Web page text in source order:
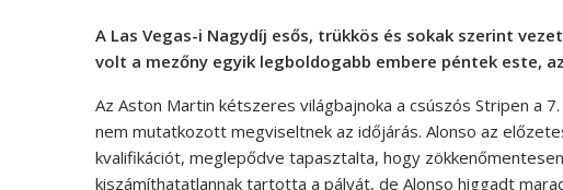
A Las Vegas-i Nagydíj esős, trükkös és sokak szerint
volt a mezőny egyik legboldogabb embere péntek este,
Az Aston Martin kétszeres világbajnoka a csúszós Stripen a
nem mutatkozott megviseltnek az időjárás. Alonso az
kvalifikációt, meglepődve tapasztalta, hogy
kiszámíthatatlannak tartotta a pályát, de Alonso higgadt